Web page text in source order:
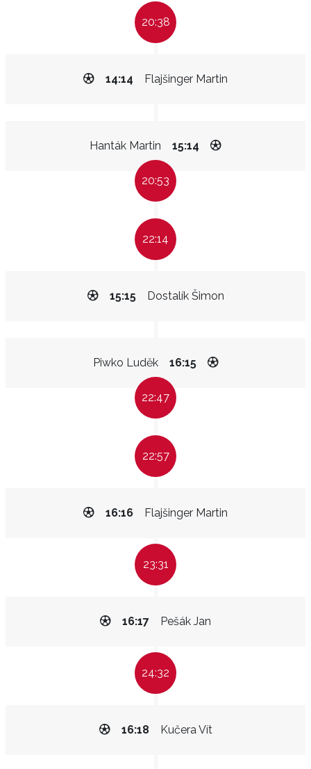
20:38
Flajšinger Martin
14:14
Hanták Martin 15:14
20:53
22:14
Dostalík Šimon
15:15
Piwko Luděk 16:15
22:47
22:57
Flajšinger Martin
16:16
23:31
Pešák Jan
16:17
24:32
Kučera Vít
16:18